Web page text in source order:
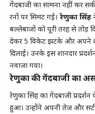
गेंदबाजी का सामना नहीं कर
रनों पर सिमट गई। रेणुका सिंह
बल्लेबाजों को पूरी तरह से
देकर 5 विकेट झटके और अपने
दिलाई। उनके इस शानदार
नवाजा गया।
रेणुका की गेंदबाजी का
रेणुका सिंह का गेंदबाजी
हुआ। उन्होंने अपनी तेज और